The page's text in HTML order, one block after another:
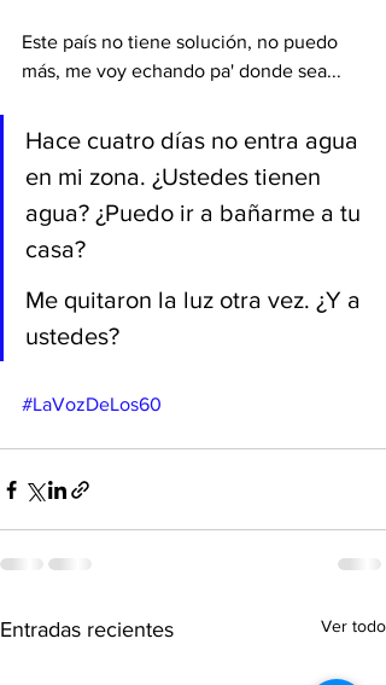
Este país no tiene solución, no puedo
más, me voy echando pa' donde sea...
Hace cuatro días no entra agua
en mi zona. ¿Ustedes tienen
agua? ¿Puedo ir a bañarme a tu
casa?
Me quitaron la luz otra vez. ¿Y a
ustedes?
#LaVozDeLos60
Entradas recientes Ver todo